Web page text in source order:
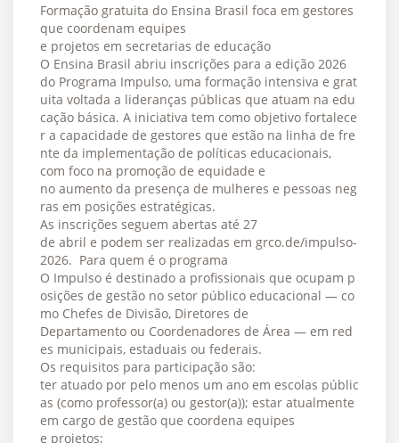
Formação gratuita do Ensina Brasil foca em gestores
que coordenam equipes
e projetos em secretarias de educação
O Ensina Brasil abriu inscrições para a edição 2026
do Programa Impulso, uma formação intensiva e grat
uita voltada a lideranças públicas que atuam na edu
cação básica. A iniciativa tem como objetivo fortalece
r a capacidade de gestores que estão na linha de fre
nte da implementação de políticas educacionais,
com foco na promoção de equidade e
no aumento da presença de mulheres e pessoas neg
ras em posições estratégicas.
As inscrições seguem abertas até 27
de abril e podem ser realizadas em grco.de/impulso-
2026. Para quem é o programa
O Impulso é destinado a profissionais que ocupam p
osições de gestão no setor público educacional — co
mo Chefes de Divisão, Diretores de
Departamento ou Coordenadores de Área — em red
es municipais, estaduais ou federais.
Os requisitos para participação são:
ter atuado por pelo menos um ano em escolas públic
as (como professor(a) ou gestor(a)); estar atualmente
em cargo de gestão que coordena equipes
e projetos;